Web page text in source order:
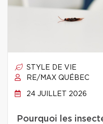
STYLE DE VIE
RE/MAX QUÉBEC
24 JUILLET 2026
Pourquoi les